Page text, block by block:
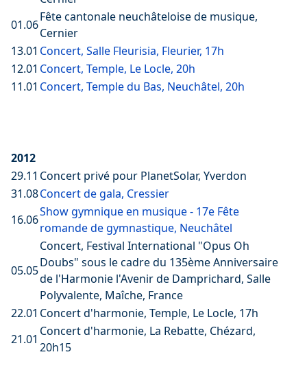
01.06
Fête cantonale neuchâteloise de musique,
Cernier
13.01 Concert, Salle Fleurisia, Fleurier, 17h
12.01 Concert, Temple, Le Locle, 20h
11.01 Concert, Temple du Bas, Neuchâtel, 20h
2012
29.11 Concert privé pour PlanetSolar, Yverdon
31.08Concert de gala, Cressier
16.06
Show gymnique en musique - 17e Fête
romande de gymnastique, Neuchâtel
05.05
Concert, Festival International "Opus Oh
Doubs" sous le cadre du 135ème Anniversaire
de l'Harmonie l'Avenir de Damprichard, Salle
Polyvalente, Maîche, France
22.01 Concert d'harmonie, Temple, Le Locle, 17h
21.01
Concert d'harmonie, La Rebatte, Chézard,
20h15